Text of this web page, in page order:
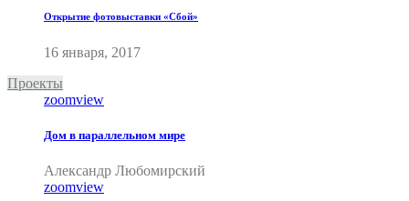
Открытие фотовыставки «Сбой»
16 января, 2017
Проекты
zoomview
Дом в параллельном мире
Александр Любомирский
zoomview